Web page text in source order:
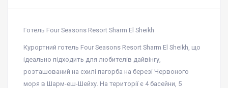
Готель Four Seasons Resort Sharm El Sheikh
Курортний готель Four Seasons Resort Sharm El Sheikh, що
ідеально підходить для любителів дайвінгу,
розташований на схилі пагорба на березі Червоного
моря в Шарм-еш-Шейху. На території є 4 басейни, 5